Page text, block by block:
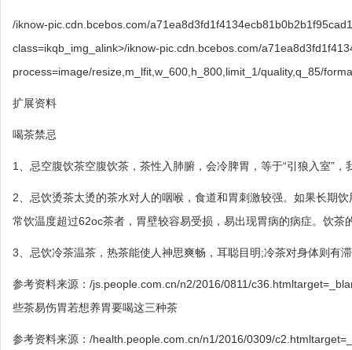
/iknow-pic.cdn.bcebos.com/
class=ikqb_img_alink>/iknow-pic.cdn.bcebos.com/
process=image/resize,m_lfit,w_600,h_800,limit_1/quality,q_85/
扩展资料
喝茶禁忌
1、忌空腹饮茶空腹饮茶，茶性入肺腑，会冷脾胃，等于“引狼入室”，
2、忌饮烫茶太烫的茶水对人的咽喉，食道和胃刺激较强。如果长期
常饮温度超过62oc茶者，胃壁较容易受损，易出现胃病的病症。饮茶
3、忌饮冷茶温茶，热茶能使人神思爽畅，耳聪目明;冷茶对身体则有
参考资料来源：/js.people.com.cn/n2/2016/0811/
些茶易伤胃若想养胃要喝这三种茶
参考资料来源：/health.people.com.cn/n1/2016/0309/